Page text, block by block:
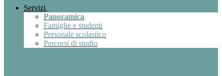
Servizi
Panoramica
Famiglie e studenti
Personale scolastico
Percorsi di studio